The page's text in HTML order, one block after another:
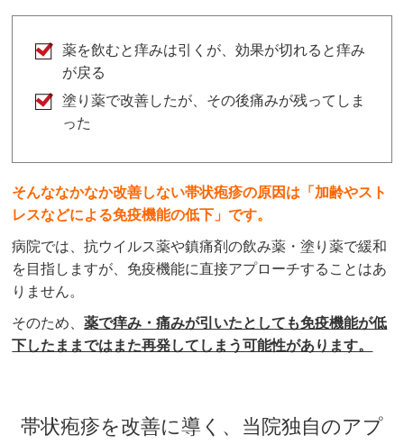
薬を飲むと痒みは引くが、効果が切れると痒み
が戻る
塗り薬で改善したが、その後痛みが残ってしま
った
そんななかなか改善しない帯状疱疹の原因は「加齢やスト
レスなどによる免疫機能の低下」です。
病院では、抗ウイルス薬や鎮痛剤の飲み薬・塗り薬で緩和
を目指しますが、免疫機能に直接アプローチすることはあ
りません。
そのため、薬で痒み・痛みが引いたとしても免疫機能が低
下したままではまた再発してしまう可能性があります。
帯状疱疹を改善に導く、当院独自のアプ